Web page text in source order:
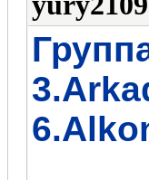
6.